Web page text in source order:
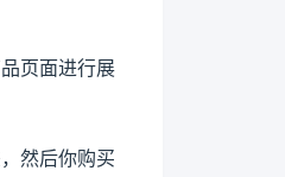
页面进行展
然后你购买